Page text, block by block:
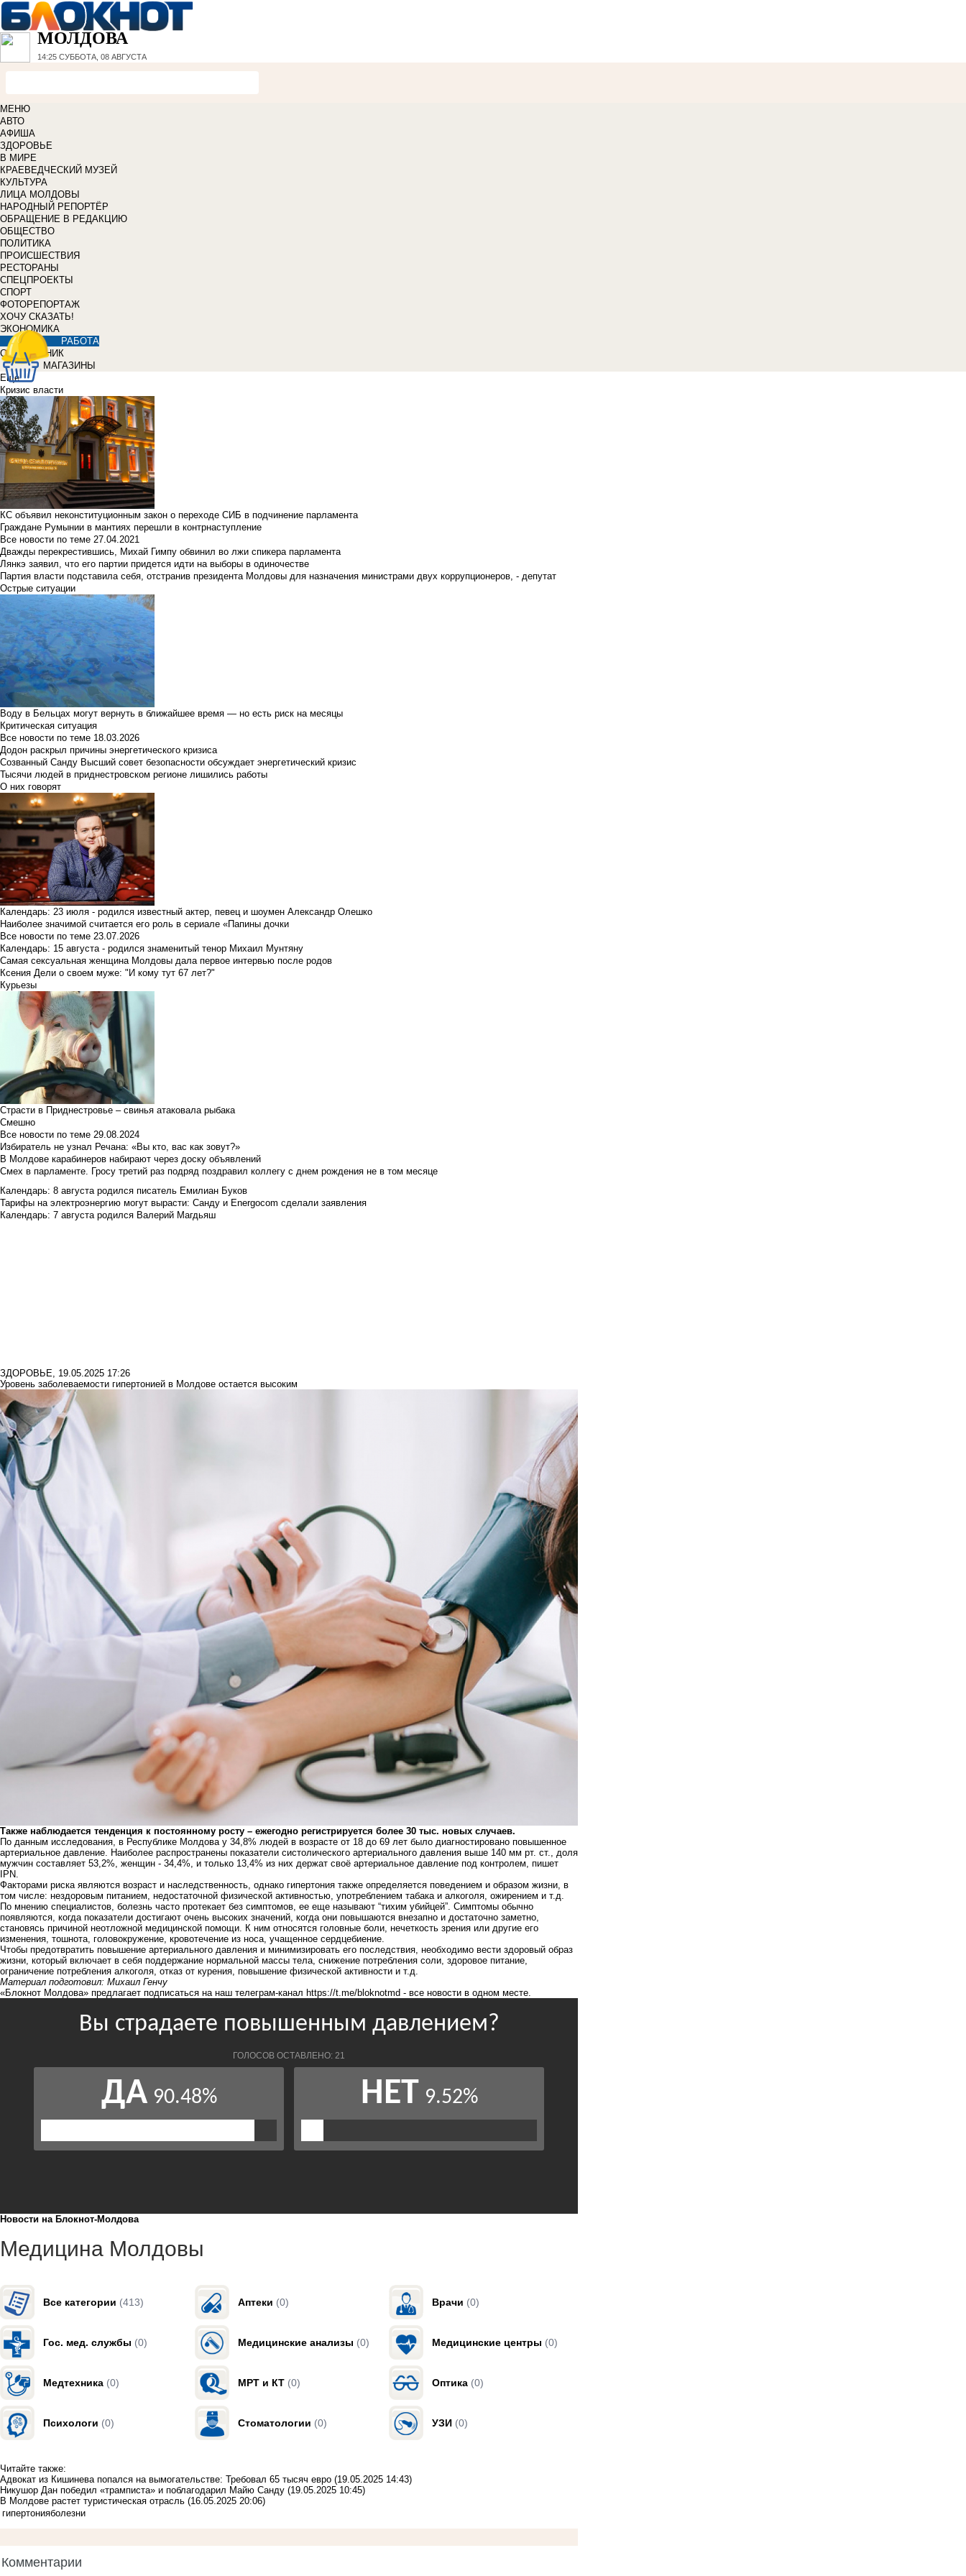
МОЛДОВА
14:25 СУББОТА, 08 АВГУСТА
МЕНЮ
АВТО
АФИША
ЗДОРОВЬЕ
В МИРЕ
КРАЕВЕДЧЕСКИЙ МУЗЕЙ
КУЛЬТУРА
ЛИЦА МОЛДОВЫ
НАРОДНЫЙ РЕПОРТЁР
ОБРАЩЕНИЕ В РЕДАКЦИЮ
ОБЩЕСТВО
ПОЛИТИКА
ПРОИСШЕСТВИЯ
РЕСТОРАНЫ
СПЕЦПРОЕКТЫ
СПОРТ
ФОТОРЕПОРТАЖ
ХОЧУ СКАЗАТЬ!
ЭКОНОМИКА
РАБОТА
СПРАВОЧНИК
МАГАЗИНЫ
Еще
Кризис власти
КС объявил неконституционным закон о переходе СИБ в подчинение парламента
Граждане Румынии в мантиях перешли в контрнаступление
Все новости по теме 27.04.2021
Дважды перекрестившись, Михай Гимпу обвинил во лжи спикера парламента
Лянкэ заявил, что его партии придется идти на выборы в одиночестве
Партия власти подставила себя, отстранив президента Молдовы для назначения министрами двух коррупционеров, - депутат
Острые ситуации
Воду в Бельцах могут вернуть в ближайшее время — но есть риск на месяцы
Критическая ситуация
Все новости по теме 18.03.2026
Додон раскрыл причины энергетического кризиса
Созванный Санду Высший совет безопасности обсуждает энергетический кризис
Тысячи людей в приднестровском регионе лишились работы
О них говорят
Календарь: 23 июля - родился известный актер, певец и шоумен Александр Олешко
Наиболее значимой считается его роль в сериале «Папины дочки
Все новости по теме 23.07.2026
Календарь: 15 августа - родился знаменитый тенор Михаил Мунтяну
Самая сексуальная женщина Молдовы дала первое интервью после родов
Ксения Дели о своем муже: "И кому тут 67 лет?"
Курьезы
Страсти в Приднестровье – свинья атаковала рыбака
Смешно
Все новости по теме 29.08.2024
Избиратель не узнал Речана: «Вы кто, вас как зовут?»
В Молдове карабинеров набирают через доску объявлений
Смех в парламенте. Гросу третий раз подряд поздравил коллегу с днем рождения не в том месяце
Календарь: 8 августа родился писатель Емилиан Буков
Тарифы на электроэнергию могут вырасти: Санду и Energocom сделали заявления
Календарь: 7 августа родился Валерий Магдьяш
ЗДОРОВЬЕ, 19.05.2025 17:26
Уровень заболеваемости гипертонией в Молдове остается высоким
Также наблюдается тенденция к постоянному росту – ежегодно регистрируется более 30 тыс. новых случаев.
По данным исследования, в Республике Молдова у 34,8% людей в возрасте от 18 до 69 лет было диагностировано повышенное
артериальное давление. Наиболее распространены показатели систолического артериального давления выше 140 мм рт. ст., доля
мужчин составляет 53,2%, женщин - 34,4%, и только 13,4% из них держат своё артериальное давление под контролем, пишет
IPN.
Факторами риска являются возраст и наследственность, однако гипертония также определяется поведением и образом жизни, в
том числе: нездоровым питанием, недостаточной физической активностью, употреблением табака и алкоголя, ожирением и т.д.
По мнению специалистов, болезнь часто протекает без симптомов, ее еще называют “тихим убийцей”. Симптомы обычно
появляются, когда показатели достигают очень высоких значений, когда они повышаются внезапно и достаточно заметно,
становясь причиной неотложной медицинской помощи. К ним относятся головные боли, нечеткость зрения или другие его
изменения, тошнота, головокружение, кровотечение из носа, учащенное сердцебиение.
Чтобы предотвратить повышение артериального давления и минимизировать его последствия, необходимо вести здоровый образ
жизни, который включает в себя поддержание нормальной массы тела, снижение потребления соли, здоровое питание,
ограничение потребления алкоголя, отказ от курения, повышение физической активности и т.д.
Материал подготовил: Михаил Генчу
«Блокнот Молдова» предлагает подписаться на наш телеграм-канал https://t.me/bloknotmd - все новости в одном месте.
Новости на Блoкнoт-Молдова
Медицина Молдовы
Все категории (413) Аптеки (0) Врачи (0)
Гос. мед. службы (0) Медицинские анализы (0) Медицинские центры (0)
Медтехника (0) МРТ и КТ (0) Оптика (0)
Психологи (0) Стоматологии (0) УЗИ (0)
Читайте также:
Адвокат из Кишинева попался на вымогательстве: Требовал 65 тысяч евро (19.05.2025 14:43)
Никушор Дан победил «трамписта» и поблагодарил Майю Санду (19.05.2025 10:45)
В Молдове растет туристическая отрасль (16.05.2025 20:06)
гипертонияболезни
Комментарии